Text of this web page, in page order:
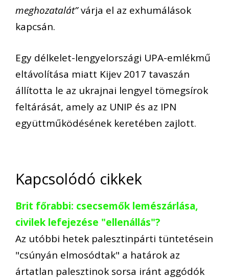
meghozatalát”várja el az exhumálások
kapcsán.
Egy délkelet-lengyelországi UPA-emlékmű
eltávolítása miatt Kijev 2017 tavaszán
állította le az ukrajnai lengyel tömegsírok
feltárását, amely az UNIP és az IPN
együttműködésének keretében zajlott.
Kapcsolódó cikkek
Brit főrabbi: csecsemők lemészárlása,
civilek lefejezése "ellenállás"?
Az utóbbi hetek palesztinpárti tüntetésein
"csúnyán elmosódtak" a határok az
ártatlan palesztinok sorsa iránt aggódók